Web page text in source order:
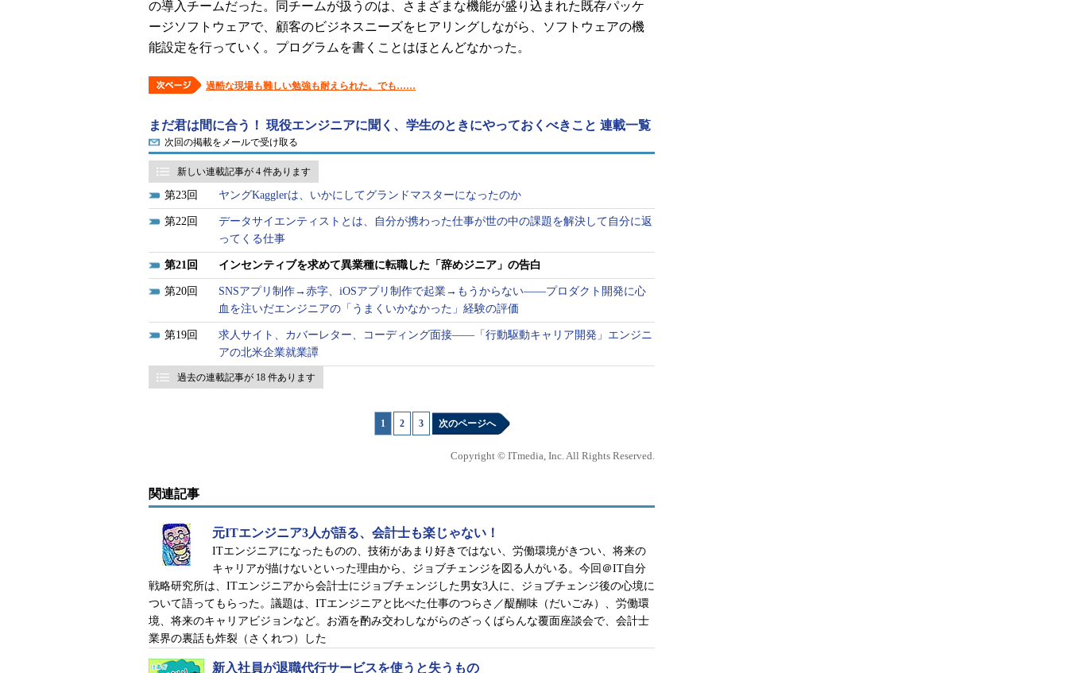
の導入チームだった。同チームが扱うのは、さまざまな機能が盛り込まれた既存パッケ
ージソフトウェアで、顧客のビジネスニーズをヒアリングしながら、ソフトウェアの機
能設定を行っていく。プログラムを書くことはほとんどなかった。
過酷な現場も難しい勉強も耐えられた。でも……
まだ君は間に合う！ 現役エンジニアに聞く、学生のときにやっておくべきこと 連載一覧
次回の掲載をメールで受け取る
新しい連載記事が 4 件あります
23 ヤングKagglerは、いかにしてグランドマスターになったのか
22
データサイエンティストとは、自分が携わった仕事が世の中の課題を解決して自分に返
ってくる仕事
21 インセンティブを求めて異業種に転職した「辞めジニア」の告白
20
SNSアプリ制作→赤字、iOSアプリ制作で起業→もうからない――プロダクト開発に心
血を注いだエンジニアの「うまくいかなかった」経験の評価
19
求人サイト、カバーレター、コーディング面接――「行動駆動キャリア開発」エンジニ
アの北米企業就業譚
過去の連載記事が 18 件あります
1 2 3 次のページへ
Copyright © ITmedia, Inc. All Rights Reserved.
関連記事
元ITエンジニア3人が語る、会計士も楽じゃない！
ITエンジニアになったものの、技術があまり好きではない、労働環境がきつい、将来の
キャリアが描けないといった理由から、ジョブチェンジを図る人がいる。今回＠IT自分
戦略研究所は、ITエンジニアから会計士にジョブチェンジした男女3人に、ジョブチェンジ後の心境に
ついて語ってもらった。議題は、ITエンジニアと比べた仕事のつらさ／醍醐味（だいごみ）、労働環
境、将来のキャリアビジョンなど。お酒を酌み交わしながらのざっくばらんな覆面座談会で、会計士
業界の裏話も炸裂（さくれつ）した
新入社員が退職代行サービスを使うと失うもの